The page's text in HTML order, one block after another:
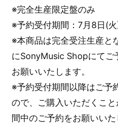
※完全生産限定盤のみ
※予約受付期間：7月8日(
※本商品は完全受注生産と
にSonyMusic Shopにてご
お願いいたします。
※予約受付期間以降はご予
ので、ご購入いただくこ
間中のご予約をお願いいた